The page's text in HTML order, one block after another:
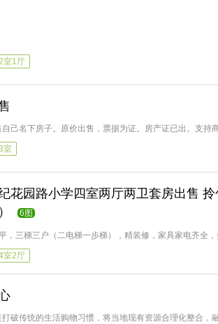
室1厅
己名下房子。原价出售，票据为证。房产证已出。支持
室
花园路小学四室两厅两卫套房出售
6图
，三梯三户（二电梯一步梯），精装修，家具家电齐全
，可全款可接手剩余分期，交通便利，周边配套齐全，
室2厅
打破传统的生活购物习惯，将当地现有资源合理化整合，